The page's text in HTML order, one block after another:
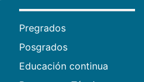
Pregrados
Posgrados
Educación continua